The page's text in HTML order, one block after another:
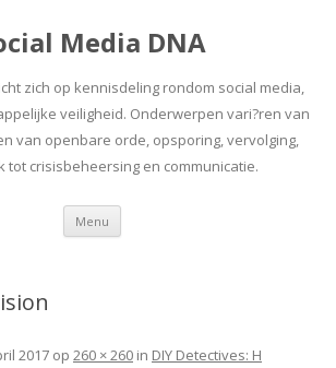
Media DNA
zich op kennisdeling rondom social media,
veiligheid. Onderwerpen vari?ren van
van openbare orde, opsporing, vervolging,
tot crisisbeheersing en communicatie.
Menu Spring
inhoud
2017 op 260 × 260 in DIY Detectives: H